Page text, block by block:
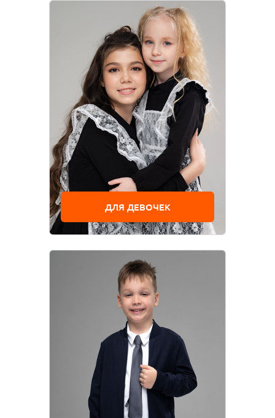
ДЛЯ ДЕВОЧЕК